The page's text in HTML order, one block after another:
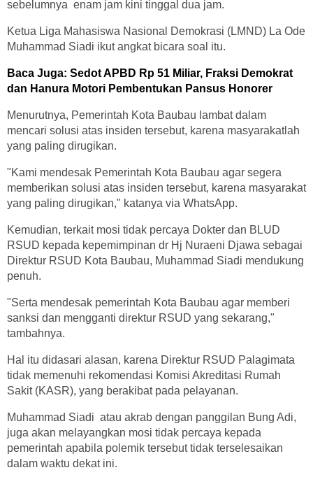
sebelumnya enam jam kini tinggal dua jam.
Ketua Liga Mahasiswa Nasional Demokrasi (LMND) La Ode
Muhammad Siadi ikut angkat bicara soal itu.
Baca Juga: Sedot APBD Rp 51 Miliar, Fraksi Demokrat
dan Hanura Motori Pembentukan Pansus Honorer
Menurutnya, Pemerintah Kota Baubau lambat dalam
mencari solusi atas insiden tersebut, karena masyarakatlah
yang paling dirugikan.
"Kami mendesak Pemerintah Kota Baubau agar segera
memberikan solusi atas insiden tersebut, karena masyarakat
yang paling dirugikan," katanya via WhatsApp.
Kemudian, terkait mosi tidak percaya Dokter dan BLUD
RSUD kepada kepemimpinan dr Hj Nuraeni Djawa sebagai
Direktur RSUD Kota Baubau, Muhammad Siadi mendukung
penuh.
"Serta mendesak pemerintah Kota Baubau agar memberi
sanksi dan mengganti direktur RSUD yang sekarang,"
tambahnya.
Hal itu didasari alasan, karena Direktur RSUD Palagimata
tidak memenuhi rekomendasi Komisi Akreditasi Rumah
Sakit (KASR), yang berakibat pada pelayanan.
Muhammad Siadi atau akrab dengan panggilan Bung Adi,
juga akan melayangkan mosi tidak percaya kepada
pemerintah apabila polemik tersebut tidak terselesaikan
dalam waktu dekat ini.